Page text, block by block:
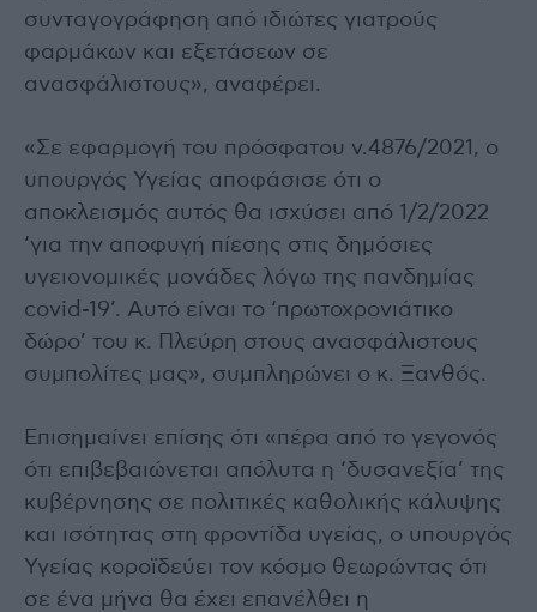
συνταγογράφηση από ιδιώτες γιατρούς
φαρμάκων και εξετάσεων σε
ανασφάλιστους», αναφέρει.
«Σε εφαρμογή του πρόσφατου ν.4876/2021, ο
υπουργός Υγείας αποφάσισε ότι ο
αποκλεισμός αυτός θα ισχύσει από 1/2/2022
‘για την αποφυγή πίεσης στις δημόσιες
υγειονομικές μονάδες λόγω της πανδημίας
covid-19’. Αυτό είναι το ‘πρωτοχρονιάτικο
δώρο’ του κ. Πλεύρη στους ανασφάλιστους
συμπολίτες μας», συμπληρώνει ο κ. Ξανθός.
Επισημαίνει επίσης ότι «πέρα από το γεγονός
ότι επιβεβαιώνεται απόλυτα η ‘δυσανεξία’ της
κυβέρνησης σε πολιτικές καθολικής κάλυψης
και ισότητας στη φροντίδα υγείας, ο υπουργός
Υγείας κοροϊδεύει τον κόσμο θεωρώντας ότι
σε ένα μήνα θα έχει επανέλθει η